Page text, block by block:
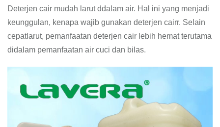
Deterjen cair mudah larut ddalam air. Hal ini yang menjadi
keunggulan, kenapa wajib gunakan deterjen cairr. Selain
cepatlarut, pemanfaatan deterjen cair lebih hemat terutama
didalam pemanfaatan air cuci dan bilas.